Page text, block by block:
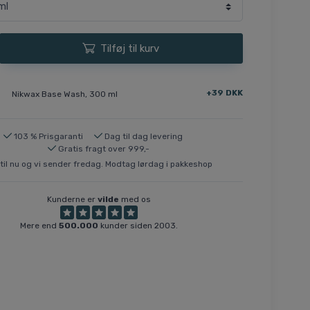
Tilføj til kurv
Nikwax Base Wash, 300 ml +39 DKK
103 % Prisgaranti
Dag til dag levering
Gratis fragt over 999,-
nu og vi sender fredag. Modtag lørdag i pakkeshop
Kunderne er vilde med os
Mere end 500.000 kunder siden 2003.